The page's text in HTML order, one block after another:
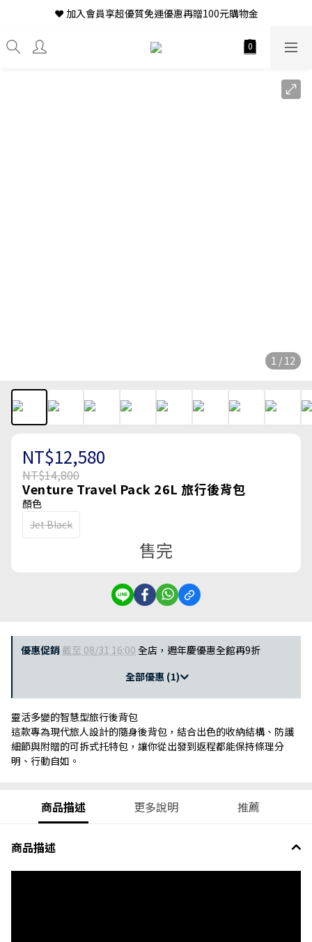
❤ 加入會員享超優質免運優惠再贈100元購物金
1 / 12
NT$12,580
NT$14,800
Venture Travel Pack 26L 旅行後背包
顏色
Jet Black
售完
優惠促銷 截至 08/31 16:00 全店，週年慶優惠全館再9折
全部優惠 (1)
靈活多變的智慧型旅行後背包
這款專為現代旅人設計的隨身後背包，結合出色的收納結構、防護
細節與附贈的可拆式托特包，讓你從出發到返程都能保持條理分
明、行動自如。
商品描述 更多說明 推薦
商品描述